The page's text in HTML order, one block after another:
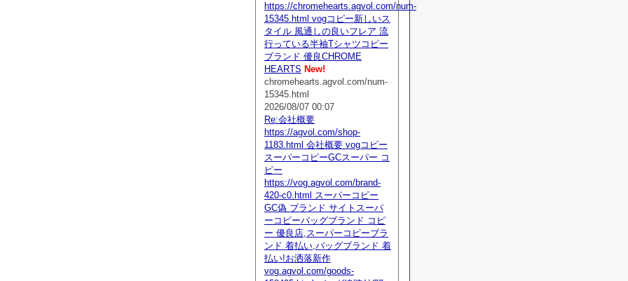
https://chromehearts.agvol.com/num-
15345.html vogコピー新しいス
タイル 風通しの良いフレア 流
行っている半袖Tシャツコピー
ブランド 優良CHROME
HEARTS New!
chromehearts.agvol.com/num-
15345.html
2026/08/07 00:07
Re:会社概要
https://agvol.com/shop-
1183.html 会社概要 vogコピー
スーパーコピーGCスーパー コ
ピー
https://vog.agvol.com/brand-
420-c0.html スーパーコピー
GC偽 ブランド サイトスーパ
ーコピーバッグブランド コピ
ー 優良店,スーパーコピーブラ
ンド 着払い,バッグブランド 着
払い!お洒落新作
vog.agvol.com/goods-